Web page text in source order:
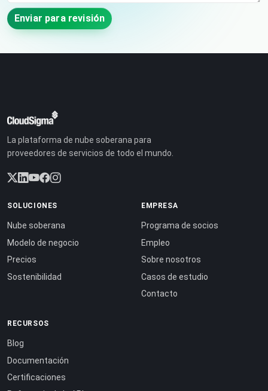
Enviar para revisión
La plataforma de nube soberana para
proveedores de servicios de todo el mundo.
SOLUCIONES
Nube soberana
Modelo de negocio
Precios
Sostenibilidad
EMPRESA
Programa de socios
Empleo
Sobre nosotros
Casos de estudio
Contacto
RECURSOS
Blog
Documentación
Certificaciones